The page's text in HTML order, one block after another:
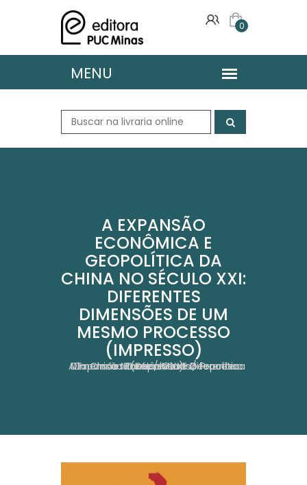
0
A EXPANSÃO
ECONÔMICA E
GEOPOLÍTICA DA
CHINA NO SÉCULO XXI:
DIFERENTES
DIMENSÕES DE UM
MESMO PROCESSO
(IMPRESSO)
Home Obras
A Expansão Econômica E Geopolítica Da China No Século XXI: Diferentes Dimensões De Um Mesmo Processo (impresso)